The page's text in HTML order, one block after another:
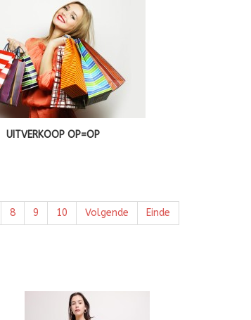
UITVERKOOP OP=OP
8 9 10 Volgende Einde